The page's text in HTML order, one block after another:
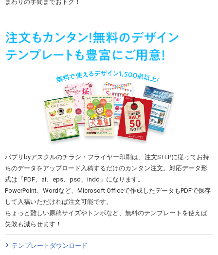
まわりの手間までおトク！
パプリbyアスクルのチラシ・フライヤー印刷は、注文STEPに従ってお持
ちのデータをアップロード入稿するだけのカンタン注文。対応データ形
式は「PDF、ai、eps、psd、indd」になります。
PowerPoint、Wordなど、Microsoft Officeで作成したデータもPDFで保存
して入稿いただければ注文可能です。
ちょっと難しい原稿サイズやトンボなど、無料のテンプレートを使えば
失敗も減らせます！
テンプレートダウンロード